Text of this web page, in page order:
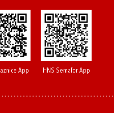
App HNS Semafor App